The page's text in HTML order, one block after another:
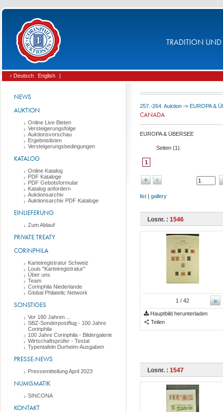
TRADITION UND
› Deutsch English |
NEWS
AUKTION
Online Live Bieten
Versteigerungsfolge
Auktionsvorschau
Ergebnislisten
Versteigerungsbedingungen
KATALOG
Online Katalog
PDF Kataloge
PDF Gebotsformular
Katalog anfordern
Auktionsarchiv
Auktionsarchiv PDF Kataloge
EINLIEFERUNG
Zum Ablauf
PRIVATE TREATY
CORINPHILA
Karteiregistratur Schweiz
Louis "Karteiregistratur"
Über uns
Team
Corinphila Niederlande
Global Philatelic Network
SONSTIGES
Vor 180 Jahren ...
SBZ-Sonderpostflug - 100 Jahre
Corinphila
100 Jahre Corinphila - Bildergalerie
Wirtschaftsprüfer - Testat
Typentafeln Durheim-Ausgaben
PRESSE-NEWS
Pressemitteilung April 2023
NUMISMATIK
SINCONA
KONTAKT
257.-264. Auktion -> EUROPA &
CANADA
EUROPA & ÜBERSEE
Seiten (1):
1
« ‹
list | gallery
Losnr. : 1546
»
1 / 42
Hauptbild herunterladen
Teilen
Losnr. : 1547